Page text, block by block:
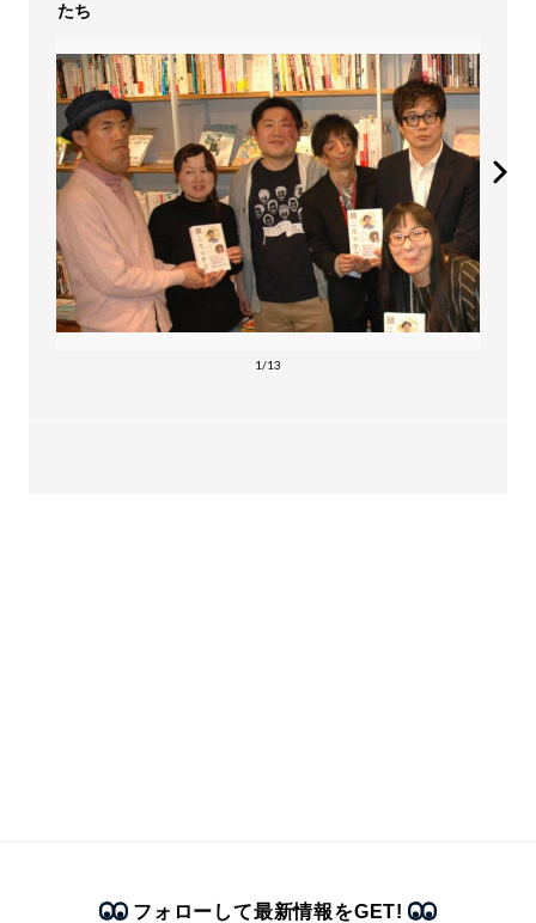
たち
1/13
フォローして最新情報をGET!